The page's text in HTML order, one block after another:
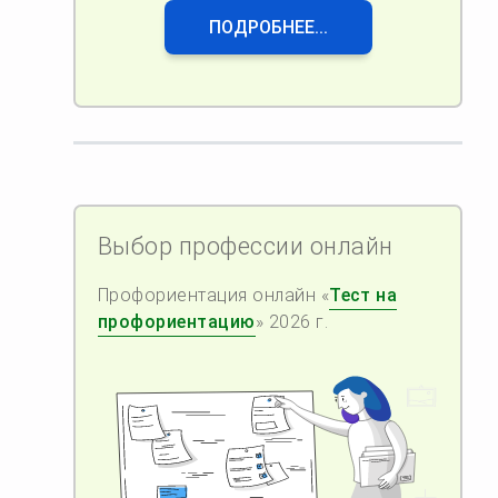
ПОДРОБНЕЕ...
Выбор профессии онлайн
Профориентация онлайн «Тест на
профориентацию» 2026 г.